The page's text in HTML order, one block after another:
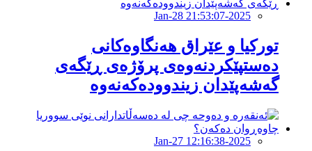
2025-Jan-28 21:53:07
تورکیا و عێراق هەنگاوەکانی
دەستپێکردنەوەی پرۆژەی ڕێگەی
گەشەپێدان زیندوودەکەنەوە
2025-Jan-27 12:16:38